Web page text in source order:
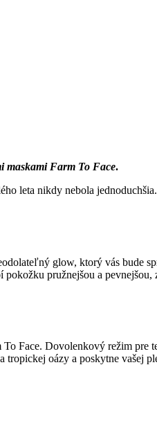
maskami Farm To Face.
leta nikdy nebola
glow, ktorý vás bude
pružnejšou a
Face. Dovolenkový režim pre
tropickej oázy a poskytne vašej